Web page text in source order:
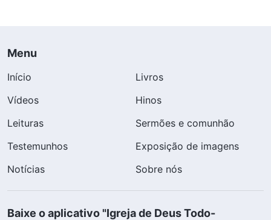
Menu
Início
Livros
Vídeos
Hinos
Leituras
Sermões e comunhão
Testemunhos
Exposição de imagens
Notícias
Sobre nós
Baixe o aplicativo "Igreja de Deus Todo-